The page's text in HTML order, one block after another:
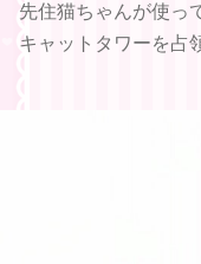
先住猫ちゃんが使っ
キャットタワーを占